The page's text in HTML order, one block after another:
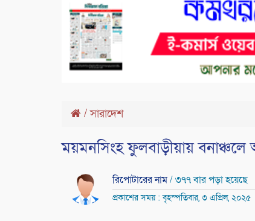
/সারাদেশ
ময়মনসিংহ ফুলবাড়ীয়ায়
রিপোটারের নাম/ ৩৭৭ বার পড়া হয়েছে
প্রকাশের সময় : বৃহস্পতিবার, ৩ এপ্রিল, ২০২৫